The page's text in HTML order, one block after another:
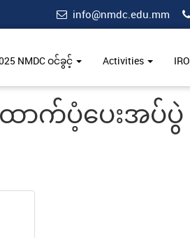
info@nmdc.edu.mm
NMDC ဝင်ခွင့် Activities IRO
ောက်ပံ့ပေးအပ်ပွဲ